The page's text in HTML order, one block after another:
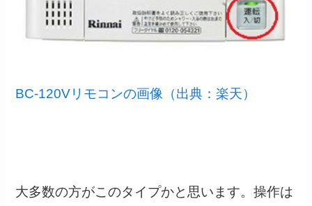
BC-120Vリモコンの画像（出典：楽天）
大多数の方がこのタイプかと思います。操作は